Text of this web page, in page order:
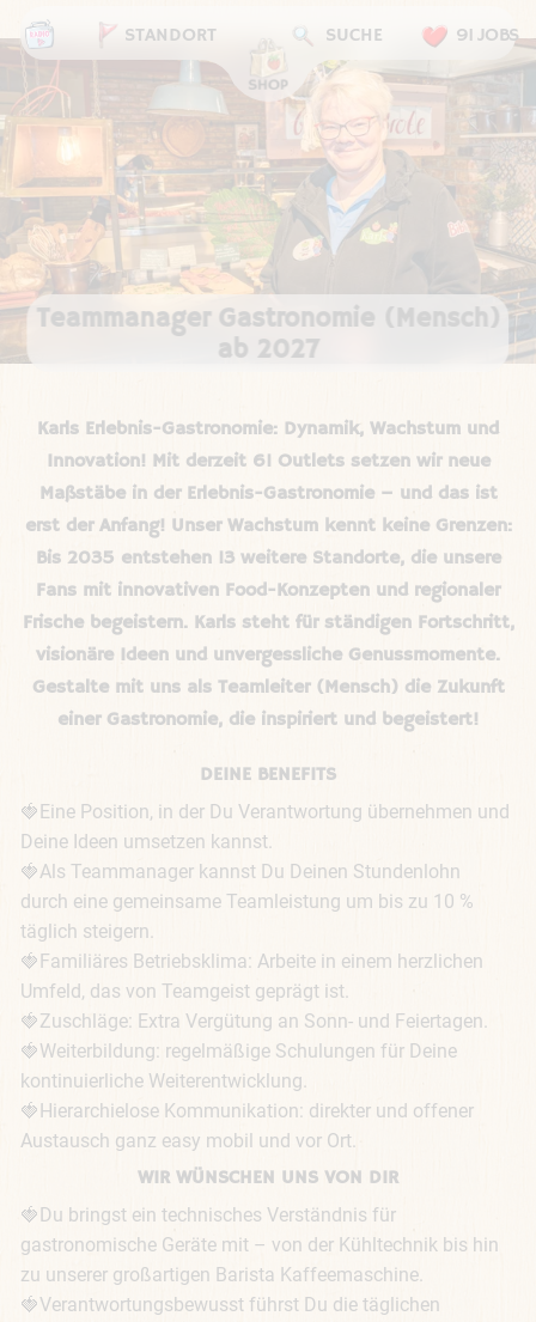
STANDORT SUCHE 91 JOBS
Teammanager Gastronomie (Mensch)
ab 2027
Karls Erlebnis-Gastronomie: Dynamik, Wachstum und
Innovation! Mit derzeit 61 Outlets setzen wir neue
Maßstäbe in der Erlebnis-Gastronomie – und das ist
erst der Anfang! Unser Wachstum kennt keine Grenzen:
Bis 2035 entstehen 13 weitere Standorte, die unsere
Fans mit innovativen Food-Konzepten und regionaler
Frische begeistern. Karls steht für ständigen Fortschritt,
visionäre Ideen und unvergessliche Genussmomente.
Gestalte mit uns als Teamleiter (Mensch) die Zukunft
einer Gastronomie, die inspiriert und begeistert!
DEINE BENEFITS
🍓Eine Position, in der Du Verantwortung übernehmen und
Deine Ideen umsetzen kannst.
🍓Als Teammanager kannst Du Deinen Stundenlohn
durch eine gemeinsame Teamleistung um bis zu 10 %
täglich steigern.
🍓Familiäres Betriebsklima: Arbeite in einem herzlichen
Umfeld, das von Teamgeist geprägt ist.
🍓Zuschläge: Extra Vergütung an Sonn- und Feiertagen.
🍓Weiterbildung: regelmäßige Schulungen für Deine
kontinuierliche Weiterentwicklung.
🍓Hierarchielose Kommunikation: direkter und offener
Austausch ganz easy mobil und vor Ort.
WIR WÜNSCHEN UNS VON DIR
🍓Du bringst ein technisches Verständnis für
gastronomische Geräte mit – von der Kühltechnik bis hin
zu unserer großartigen Barista Kaffeemaschine.
🍓Verantwortungsbewusst führst Du die täglichen